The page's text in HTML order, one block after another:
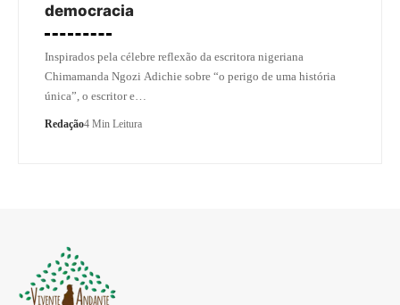
democracia
Inspirados pela célebre reflexão da escritora nigeriana
Chimamanda Ngozi Adichie sobre “o perigo de uma história
única”, o escritor e…
Redação4 Min Leitura